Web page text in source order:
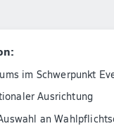
im Schwerpunkt
Ausrichtung
an